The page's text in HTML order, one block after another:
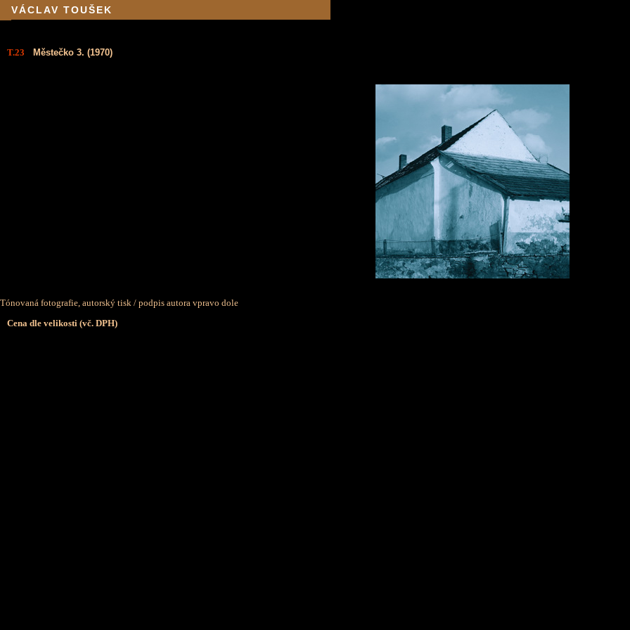
VÁCLAV TOUŠEK
T.23 Městečko 3. (1970)
Tónovaná fotografie, autorský tisk / podpis autora vpravo dole
Cena dle velikosti (vč. DPH)